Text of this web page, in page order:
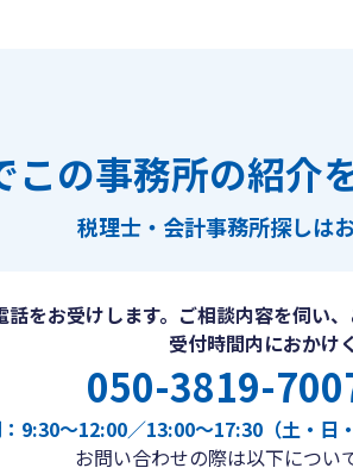
この事務所の紹介
税理士・会計事務所探しは
をお受けします。ご相談内容を伺い
受付時間内におかけ
050-3819-
9:30〜12:00／13:00〜17:30（土・日
お問い合わせの際は以下につい